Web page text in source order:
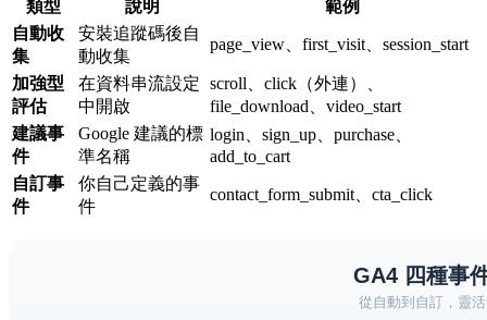
類型 說明
範例
自動收
集
安裝追蹤碼後自
動收集
page_view、first_visit、session_start
加強型
評估
在資料串流設定
中開啟
scroll、click（外連）、
file_download、video_start
建議事
件
Google 建議的標
準名稱
login、sign_up、purchase、
add_to_cart
自訂事
件
你自己定義的事
件
contact_form_submit、cta_click